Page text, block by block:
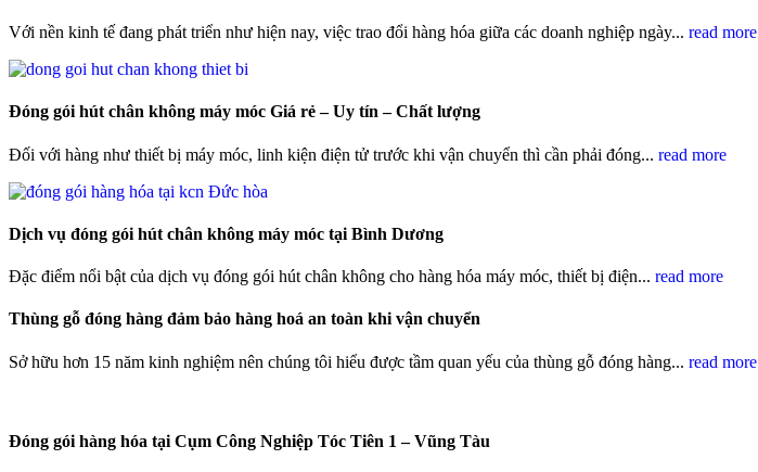
Với nền kinh tế đang phát triển như hiện nay, việc trao đổi hàng hóa giữa các doanh nghiệp ngày... read more
Đóng gói hút chân không máy móc Giá rẻ – Uy tín – Chất lượng
Đối với hàng như thiết bị máy móc, linh kiện điện tử trước khi vận chuyển thì cần phải đóng... read more
Dịch vụ đóng gói hút chân không máy móc tại Bình Dương
Đặc điểm nổi bật của dịch vụ đóng gói hút chân không cho hàng hóa máy móc, thiết bị điện... read more
Thùng gỗ đóng hàng đảm bảo hàng hoá an toàn khi vận chuyển
Sở hữu hơn 15 năm kinh nghiệm nên chúng tôi hiểu được tầm quan yếu của thùng gỗ đóng hàng... read more
Đóng gói hàng hóa tại Cụm Công Nghiệp Tóc Tiên 1 – Vũng Tàu